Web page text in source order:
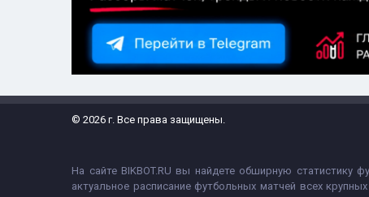
© 2026 г. Все права защищены.
На сайте BIKBOT.RU вы найдете обширную
актуальное расписание футбольных матчей всех